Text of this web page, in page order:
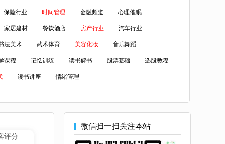
保险行业 时间管理 金融频道 心理催眠
家居建材 餐饮酒店 房产行业 汽车行业
法美术 武术体育 美容化妆 音乐舞蹈
课程 记忆训练 读书解书 股票基础 选股教程
读书讲座 情绪管理
评分
微信扫一扫关注本站